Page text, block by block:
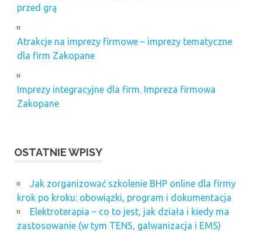
przed grą
Atrakcje na imprezy firmowe – imprezy tematyczne
dla firm Zakopane
Imprezy integracyjne dla firm. Impreza firmowa
Zakopane
OSTATNIE WPISY
Jak zorganizować szkolenie BHP online dla firmy
krok po kroku: obowiązki, program i dokumentacja
Elektroterapia – co to jest, jak działa i kiedy ma
zastosowanie (w tym TENS, galwanizacja i EMS)